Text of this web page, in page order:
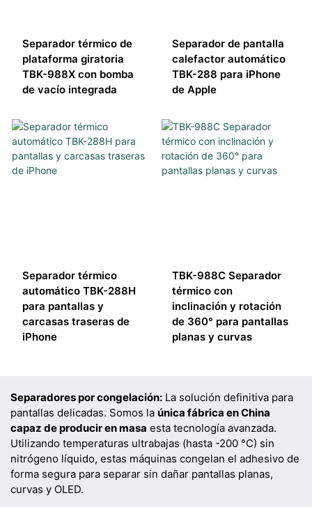
Separador térmico de
plataforma giratoria
TBK-988X con bomba
de vacío integrada
Separador de pantalla
calefactor automático
TBK-288 para iPhone
de Apple
Separador térmico
automático TBK-288H
para pantallas y
carcasas traseras de
iPhone
TBK-988C Separador
térmico con
inclinación y rotación
de 360° para pantallas
planas y curvas
Separadores por congelación: La solución definitiva para
pantallas delicadas. Somos la única fábrica en China
capaz de producir en masa esta tecnología avanzada.
Utilizando temperaturas ultrabajas (hasta -200 °C) sin
nitrógeno líquido, estas máquinas congelan el adhesivo de
forma segura para separar sin dañar pantallas planas,
curvas y OLED.